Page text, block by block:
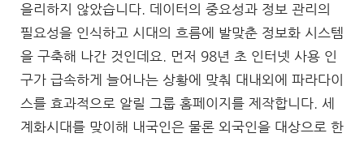
을리하지 않았습니다. 데이터의 중요성과 정보 관리의
필요성을 인식하고 시대의 흐름에 발맞춘 정보화 시스템
을 구축해 나간 것인데요. 먼저 98년 초 인터넷 사용 인
구가 급속하게 늘어나는 상황에 맞춰 대내외에 파라다이
스를 효과적으로 알릴 그룹 홈페이지를 제작합니다. 세
계화시대를 맞이해 내국인은 물론 외국인을 대상으로 한